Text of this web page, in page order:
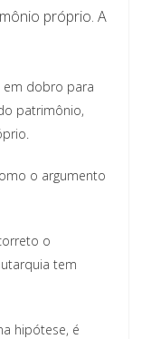
próprio. A
em dobro para
patrimônio,
o argumento
o
tem
hipótese, é